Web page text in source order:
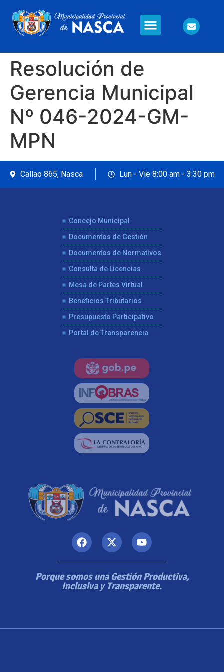
Resolución de
Gerencia Municipal
Nº 046-2024-GM-
MPN
Callao 865, Nasca Lun - Vie 8:00 am - 3:30 pm
Concejo Municipal
Documentos de Gestión
Documentos de Normativos
Consulta de Licencias
Mesa de Partes Virtual
Beneficios Tributarios
Presupuesto Participativo
Portal de Transparencia
Porque somos una Gestión Productiva,
Inclusiva y Transparente.